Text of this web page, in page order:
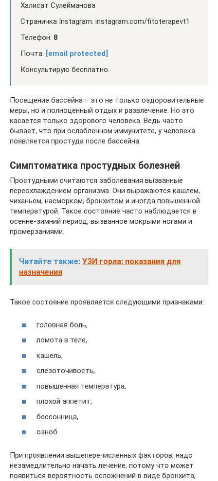
Халисат Сулейманова
Страничка Instagram: instagram.com/fitoterapevt1
Телефон: 8
Почта: [email protected]
Консультирую бесплатно.
Посещение бассейна – это не только оздоровительные
меры, но и полноценный отдых и развлечение. Но это
касается только здорового человека. Ведь часто
бывает, что при ослабленном иммунитете, у человека
появляется простуда после бассейна.
Симптоматика простудных болезней
Простудными считаются заболевания вызванные
переохлаждением организма. Они выражаются кашлем,
чиханьем, насморком, бронхитом и иногда повышенной
температурой. Такое состояние часто наблюдается в
осенне-зимний период, вызванное мокрыми ногами и
промерзаниями.
Читайте также: УЗИ горла: показания для
назначения
Такое состояние проявляется следующими признаками:
головная боль,
ломота в теле,
кашель,
слезоточивость,
повышенная температура,
плохой аппетит,
бессонница,
озноб.
При проявлении вышеперечисленных факторов, надо
незамедлительно начать лечение, потому что может
появиться вероятность осложнений в виде бронхита,